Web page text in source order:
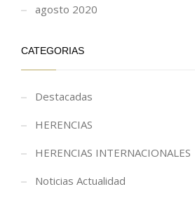
agosto 2020
CATEGORIAS
Destacadas
HERENCIAS
HERENCIAS INTERNACIONALES
Noticias Actualidad